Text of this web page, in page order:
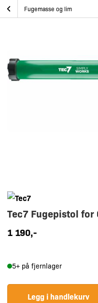
Skip
to
Hjem
Epoxy og Båtpleie
Båtpleie
Fugemasse og lim
Tec7 Fugepistol for 600ml pølse
Tec7 Fugepistol
1 190,-
5+ på fjernlager
Legg i handlekurv